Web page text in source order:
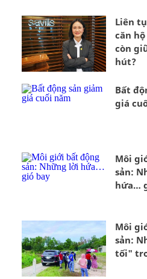
Liên
căn
còn
hút?
Bất
giá
Môi
sản:
hứa…
Môi
sản:
tối"